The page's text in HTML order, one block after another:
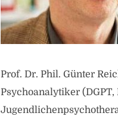
Prof. Dr. Phil. Günter
Psychoanalytiker